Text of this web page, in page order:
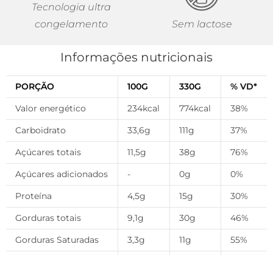
Tecnologia ultra
congelamento
Sem lactose
Informações nutricionais
PORÇÃO 100G 330G
% VD*
Valor energético
234kcal 774kcal
38%
Carboidrato
33,6g 111g
37%
Açúcares totais
11,5g 38g
76%
Açúcares adicionados
- 0g
0%
Proteína
4,5g 15g
30%
Gorduras totais
9,1g 30g
46%
Gorduras Saturadas
3,3g 11g
55%